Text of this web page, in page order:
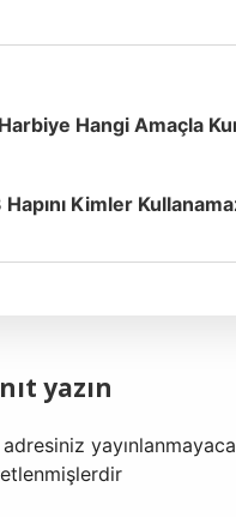
Hangi Amaçla
Kimler
yazın